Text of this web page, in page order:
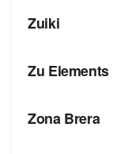
Zuiki
Zu Elements
Zona Brera